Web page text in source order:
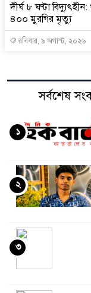
দীর্ঘ ৮ ঘণ্টা বিদ্যুৎহীন:
৪০০ মুরগির মৃত্যু
রবিবার, ৯ অগাস্ট, ২০২৬
সর্বশেষ
১
২
৩